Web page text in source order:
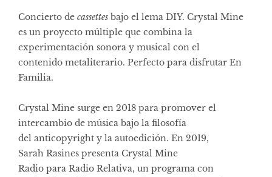
Concierto de cassettes bajo el lema DIY. Crystal Mine
es un proyecto múltiple que combina la
experimentación sonora y musical con el
contenido metaliterario. Perfecto para disfrutar En
Familia.
Crystal Mine surge en 2018 para promover el
intercambio de música bajo la filosofía
del anticopyright y la autoedición. En 2019,
Sarah Rasines presenta Crystal Mine
Radio para Radio Relativa, un programa con